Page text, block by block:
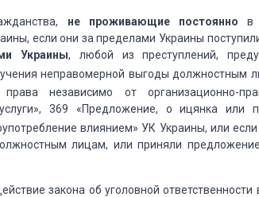
не проживающие постоянно в
если они за пределами Украины
Украины, любой из преступлений,
неправомерной выгоды должностным
независимо от организационно-
369 «Предложение, о ицянка или
влиянием» УК Украины, или
лицам, или приняли
закона об уголовной